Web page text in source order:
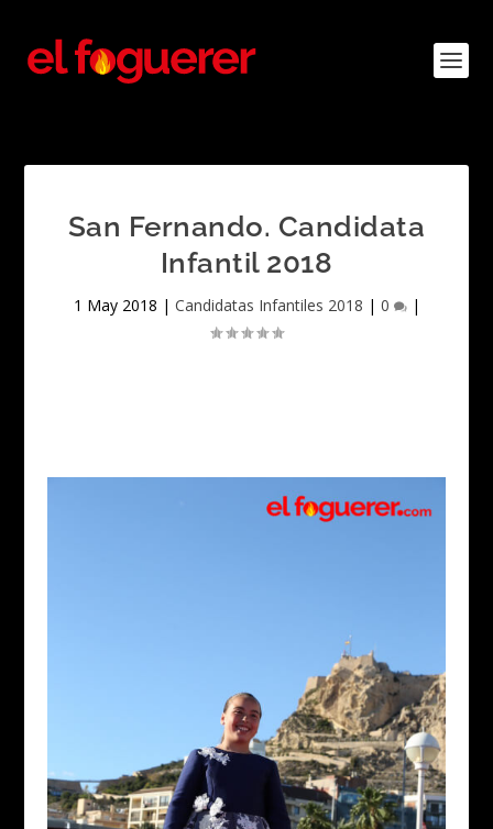
San Fernando. Candidata
Infantil 2018
1 May 2018 | Candidatas Infantiles 2018 | 0 |